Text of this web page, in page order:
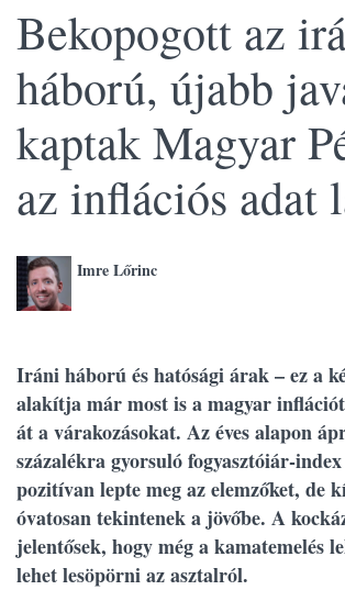
Bekopogott az
háború, újabb
kaptak Magyar
az inflációs adat
Imre Lőrinc
Iráni háború és hatósági árak – ez a
alakítja már most is a magyar
át a várakozásokat. Az éves alapon
százalékra gyorsuló fogyasztóiár-
pozitívan lepte meg az elemzőket, de
óvatosan tekintenek a jövőbe. A
jelentősek, hogy még a kamatemelés
lehet lesöpörni az asztalról.